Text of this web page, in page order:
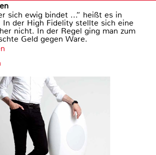
sich ewig bindet ...“ heißt es in
In der High Fidelity stellte sich eine
nicht. In der Regel ging man zum
Geld gegen Ware.